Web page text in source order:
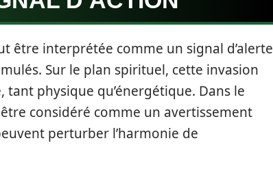
être interprétée comme un signal d’alerte
Sur le plan spirituel, cette invasion
physique qu’énergétique. Dans le
considéré comme un avertissement
perturber l’harmonie de